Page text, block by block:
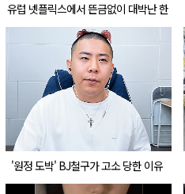
유럽 넷플릭스에서 뜬금없이 대박난 한
국 영화
'원정 도박' BJ철구가 고소 당한 이유